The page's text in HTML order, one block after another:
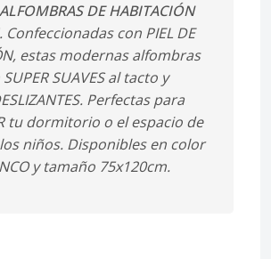
ALFOMBRAS DE HABITACIÓN
Confeccionadas con PIEL DE
estas modernas alfombras
SUAVES al tacto y
Perfectas para
tu dormitorio o el espacio de
niños. Disponibles en color
y tamaño 75x120cm.